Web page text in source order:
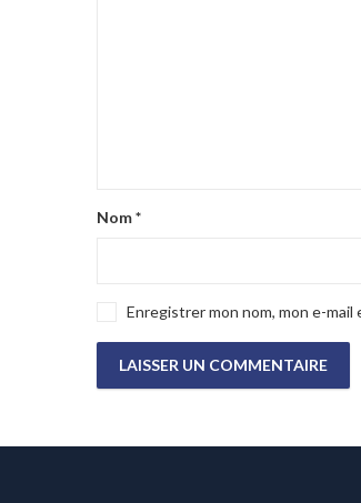
Nom*
Enregistrer mon nom, mon e-